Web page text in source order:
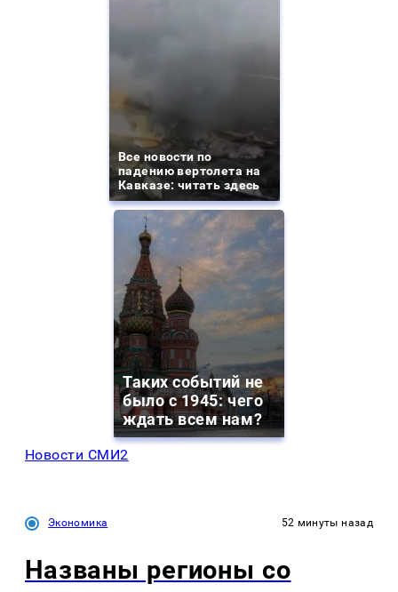
Все новости по
падению вертолета на
Кавказе: читать здесь
Таких событий не
было с 1945: чего
ждать всем нам?
Новости СМИ2
Экономика 52 минуты назад
Названы регионы со